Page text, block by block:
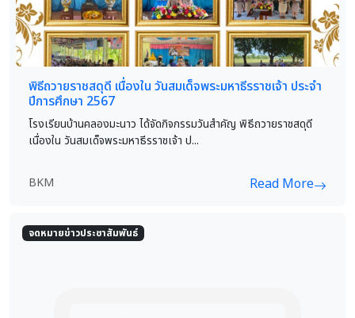
พิธีถวายราชสดุดี เนื่องใน วันสมเด็จพระมหาธีรราชเจ้า ประจำ
ปีการศึกษา 2567
โรงเรียนบ้านคลองมะนาว ได้จัดกิจกรรมวันสำคัญ พิธีถวายราชสดุดี
เนื่องใน วันสมเด็จพระมหาธีรราชเจ้า ป...
BKM Read More
จดหมายข่าวประชาสัมพันธ์